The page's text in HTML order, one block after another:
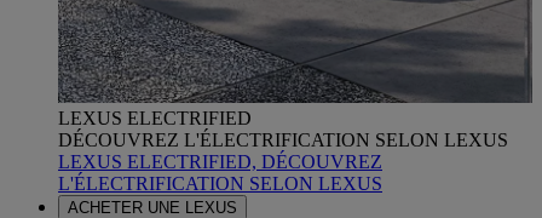
LEXUS ELECTRIFIED
DÉCOUVREZ L'ÉLECTRIFICATION SELON LEXUS
LEXUS ELECTRIFIED, DÉCOUVREZ
L'ÉLECTRIFICATION SELON LEXUS
ACHETER UNE LEXUS